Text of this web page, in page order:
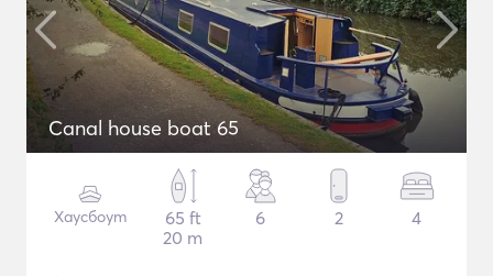
Canal house boat 65
Хаусбоут
65 ft
20 m
6 2 4